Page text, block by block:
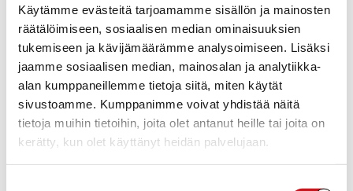
Käytämme evästeitä tarjoamamme sisällön ja mainosten
räätälöimiseen, sosiaalisen median ominaisuuksien
tukemiseen ja kävijämäärämme analysoimiseen. Lisäksi
jaamme sosiaalisen median, mainosalan ja analytiikka-
alan kumppaneillemme tietoja siitä, miten käytät
sivustoamme. Kumppanimme voivat yhdistää näitä
tietoja muihin tietoihin, joita olet antanut heille tai joita on
kerätty, kun olet käyttänyt heidän palvelujaan.
Luennolla opastetaan älypuhelimessa olevien
turvallisuustoimintojen käyttöönotossa. Luento
toteutetaan yhteistyössä Savonetin kanssa.